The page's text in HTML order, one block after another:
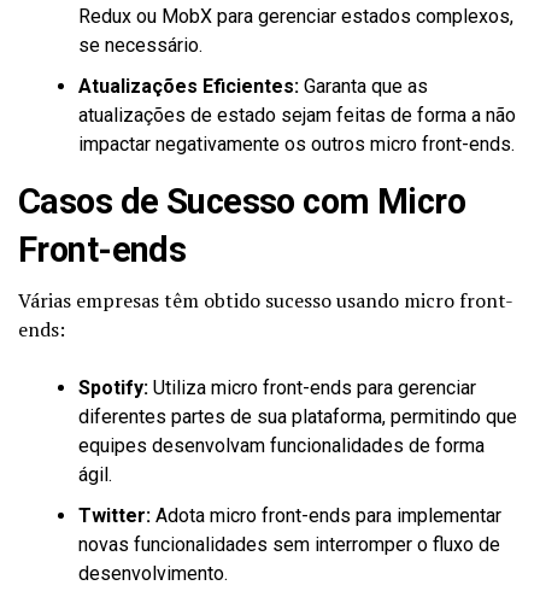
Redux ou MobX para gerenciar estados complexos,
se necessário.
Atualizações Eficientes: Garanta que as
atualizações de estado sejam feitas de forma a não
impactar negativamente os outros micro front-ends.
Casos de Sucesso com Micro
Front-ends
Várias empresas têm obtido sucesso usando micro front-
ends:
Spotify: Utiliza micro front-ends para gerenciar
diferentes partes de sua plataforma, permitindo que
equipes desenvolvam funcionalidades de forma
ágil.
Twitter: Adota micro front-ends para implementar
novas funcionalidades sem interromper o fluxo de
desenvolvimento.